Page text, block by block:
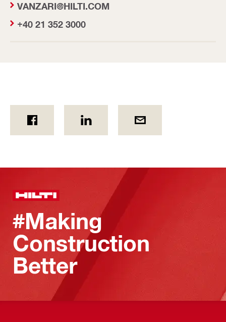
VANZARI@HILTI.COM
+40 21 352 3000
#Making
Construction
Better